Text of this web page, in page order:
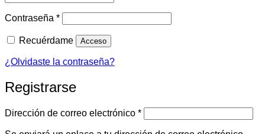
Contraseña *Obligatorio
Recuérdame Acceso
¿Olvidaste la contraseña?
Registrarse
Dirección de correo electrónico *Obligatorio